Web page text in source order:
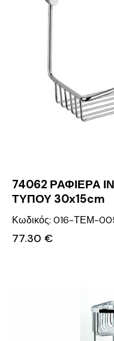
74062 ΡΑΦΙΕΡΑ
ΤΥΠΟΥ 30x15cm
Κωδικός: 016-ΤΕΜ-
77.30 €